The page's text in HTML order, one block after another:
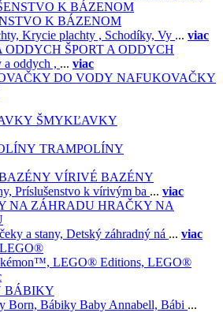
K BÁZENOM
Krycie plachty , Schodíky, Vy ... viac
ŠPORT A ODDYCH
a oddych , ... viac
NAFUKOVAČKY
ŠMYKĽAVKY
TRAMPOLÍNY
VÍRIVÉ BAZÉNY
Príslušenstvo k vírivým ba ... viac
HRAČKY NA
a stany, Detský záhradný ná ... viac
LEGO®
LEGO® Editions, LEGO®
BÁBIKY
Born, Bábiky Baby Annabell, Bábi ...